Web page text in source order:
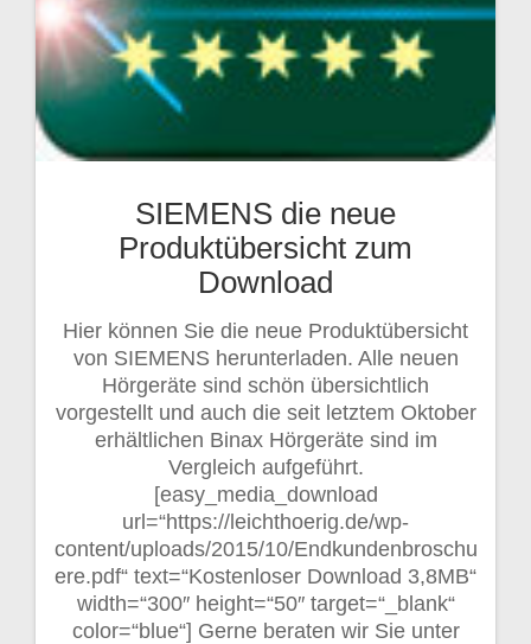
SIEMENS die neue
Produktübersicht zum
Download
Hier können Sie die neue Produktübersicht
von SIEMENS herunterladen. Alle neuen
Hörgeräte sind schön übersichtlich
vorgestellt und auch die seit letztem Oktober
erhältlichen Binax Hörgeräte sind im
Vergleich aufgeführt.
[easy_media_download
url=“https://leichthoerig.de/wp-
content/uploads/2015/10/Endkundenbroschu
ere.pdf“ text=“Kostenloser Download 3,8MB“
width=“300″ height=“50″ target=“_blank“
color=“blue“] Gerne beraten wir Sie unter